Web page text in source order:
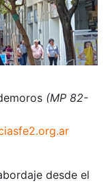
(MP 82-
desde el